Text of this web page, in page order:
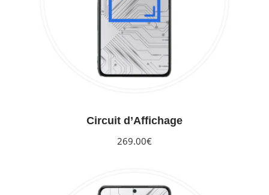
Circuit d’Affichage
269.00€